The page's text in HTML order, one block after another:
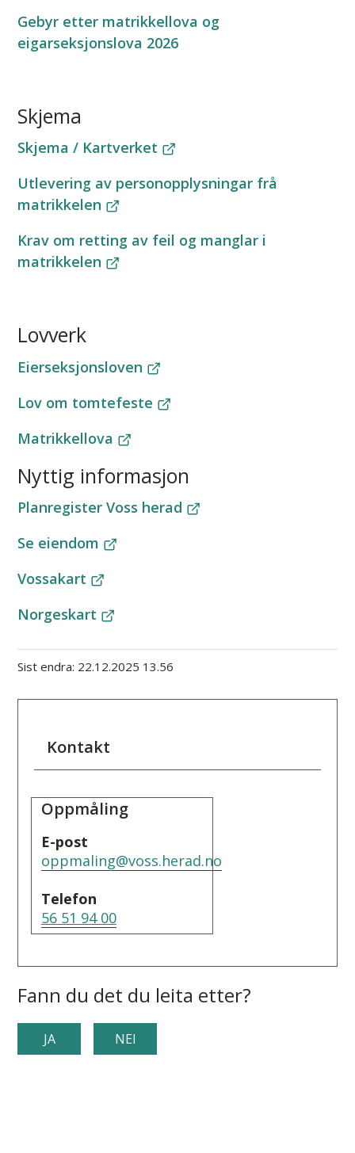
Gebyr etter matrikkellova og
eigarseksjonslova 2026
Skjema
Skjema / Kartverket
Utlevering av personopplysningar frå
matrikkelen
Krav om retting av feil og manglar i
matrikkelen
Lovverk
Eierseksjonsloven
Lov om tomtefeste
Matrikkellova
Nyttig informasjon
Planregister Voss herad
Se eiendom
Vossakart
Norgeskart
Sist endra 22.12.2025 13.56
Kontakt
Oppmåling
E-post
oppmaling@voss.herad.no
Telefon
56 51 94 00
Fann du det du leita etter?
JA NEI